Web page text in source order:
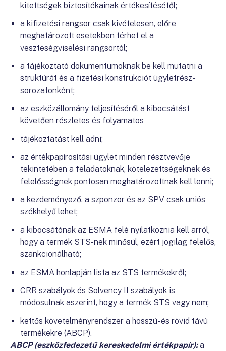
kitettségek biztosítékainak értékesítésétől;
a kifizetési rangsor csak kivételesen, előre
meghatározott esetekben térhet el a
veszteségviselési rangsortól;
a tájékoztató dokumentumoknak be kell mutatni a
struktúrát és a fizetési konstrukciót ügyletrész-
sorozatonként;
az eszközállomány teljesítéséről a kibocsátást
követően részletes és folyamatos
tájékoztatást kell adni;
az értékpapírosítási ügylet minden résztvevője
tekintetében a feladatoknak, kötelezettségeknek és
felelősségnek pontosan meghatározottnak kell lenni;
a kezdeményező, a szponzor és az SPV csak uniós
székhelyű lehet;
a kibocsátónak az ESMA felé nyilatkoznia kell arról,
hogy a termék STS-nek minősül, ezért jogilag felelős,
szankcionálható;
az ESMA honlapján lista az STS termékekről;
CRR szabályok és Solvency II szabályok is
módosulnak aszerint, hogy a termék STS vagy nem;
kettős követelményrendszer a hosszú- és rövid távú
termékekre (ABCP).
ABCP (eszközfedezetű kereskedelmi értékpapír):a